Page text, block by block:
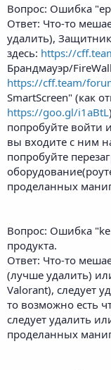
Вопрос: Ошибка "ep
Ответ: Что-то
удалить),
здесь: https://
Брандмауэр/
https://cff.team/
SmartScreen" (как
https://goo.gl/i1aBtL
попробуйте войти
вы входите с ним
попробуйте
проделанных
Вопрос: Ошибка
продукта.
Ответ: Что-то
(лучше удалить)
Valorant), следует
то возможно есть
следует удалить
проделанных